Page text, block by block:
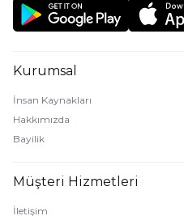
Kurumsal
İnsan Kaynakları
Hakkımızda
Bayilik
Müşteri Hizmetleri
İletişim